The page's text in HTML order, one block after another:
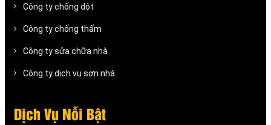
Công ty chống dột
Công ty chống thấm
Công ty sửa chữa nhà
Công ty dịch vụ sơn nhà
Dịch Vụ Nỗi Bật